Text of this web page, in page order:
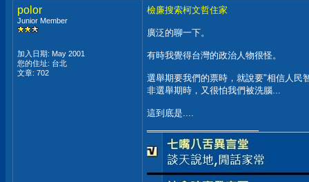
polor
Junior Member
加入日期: May 2001
您的住址: 台北
文章: 702
檢廉搜索柯文哲住家
廣泛的聊一下。
有時我覺得台灣的政治人物很怪。
選舉期要我們的票時，就說要"相信人民
非選舉期時，又很怕我們被洗腦...
這到底是....